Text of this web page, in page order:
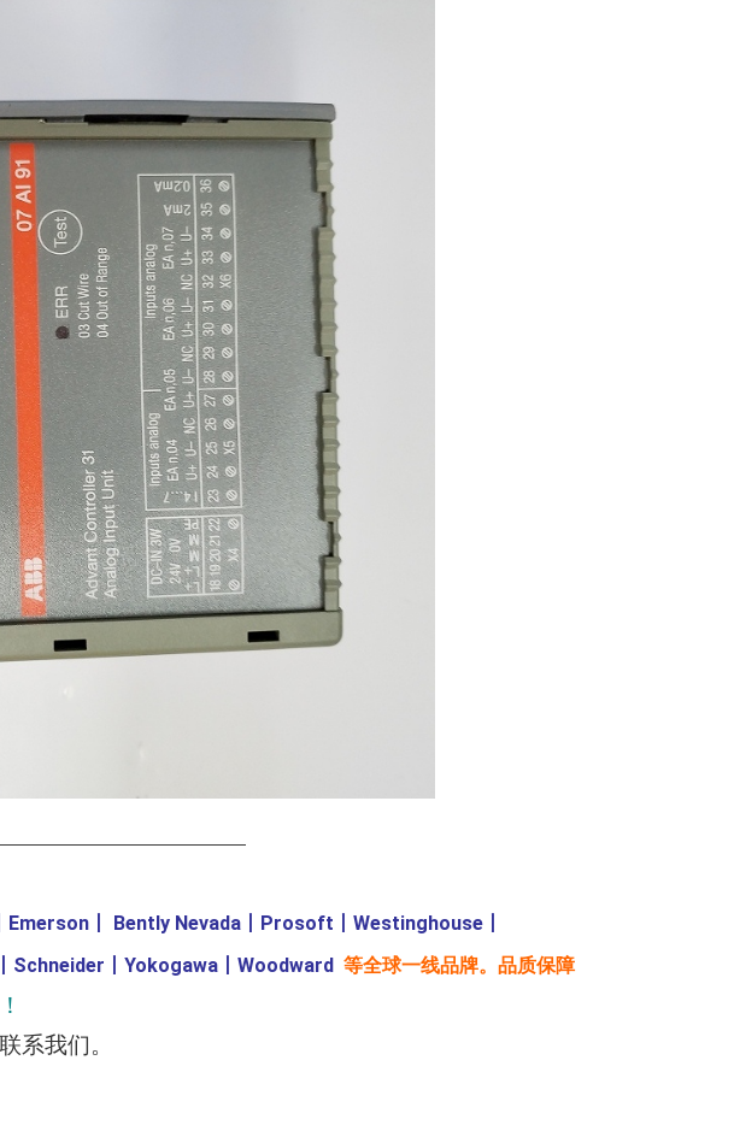
Emerson Bently Nevada Prosoft Westinghouse
Schneider Yokogawa Woodward 等全球一线品牌。品质保障
系我们。